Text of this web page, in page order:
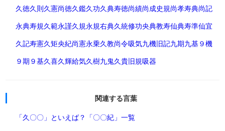
久徳久則久憲尚徳久鑑久功久典寿徳尚績尚成史規尚孝寿典尚記
永典寿規久範永謹久規永規右典久統修功央典教寿仙典寿準仙宜
久記寿憲久矩央紀尚憲永乗久教尚令吸気九機旧記九期九基９機
９期 ９基久喜久輝給気久樹九鬼久貴旧規吸器
関連する言葉
「久〇〇」といえば？ 「〇〇紀」一覧